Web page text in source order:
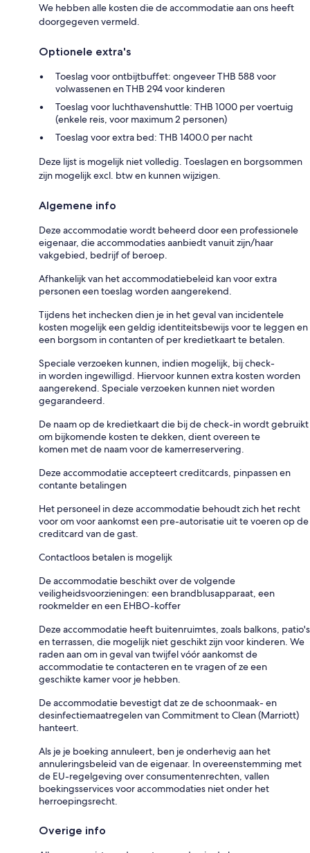
We hebben alle kosten die de accommodatie aan ons heeft
doorgegeven vermeld.
Optionele extra's
Toeslag voor ontbijtbuffet: ongeveer THB 588 voor
volwassenen en THB 294 voor kinderen
Toeslag voor luchthavenshuttle: THB 1000 per voertuig
(enkele reis, voor maximum 2 personen)
Toeslag voor extra bed: THB 1400.0 per nacht
Deze lijst is mogelijk niet volledig. Toeslagen en borgsommen
zijn mogelijk excl. btw en kunnen wijzigen.
Algemene info
Deze accommodatie wordt beheerd door een professionele
eigenaar, die accommodaties aanbiedt vanuit zijn/haar
vakgebied, bedrijf of beroep.
Afhankelijk van het accommodatiebeleid kan voor extra
personen een toeslag worden aangerekend.
Tijdens het inchecken dien je in het geval van incidentele
kosten mogelijk een geldig identiteitsbewijs voor te leggen en
een borgsom in contanten of per kredietkaart te betalen.
Speciale verzoeken kunnen, indien mogelijk, bij check-
in worden ingewilligd. Hiervoor kunnen extra kosten worden
aangerekend. Speciale verzoeken kunnen niet worden
gegarandeerd.
De naam op de kredietkaart die bij de check-in wordt gebruikt
om bijkomende kosten te dekken, dient overeen te
komen met de naam voor de kamerreservering.
Deze accommodatie accepteert creditcards, pinpassen en
contante betalingen
Het personeel in deze accommodatie behoudt zich het recht
voor om voor aankomst een pre-autorisatie uit te voeren op de
creditcard van de gast.
Contactloos betalen is mogelijk
De accommodatie beschikt over de volgende
veiligheidsvoorzieningen: een brandblusapparaat, een
rookmelder en een EHBO-koffer
Deze accommodatie heeft buitenruimtes, zoals balkons, patio's
en terrassen, die mogelijk niet geschikt zijn voor kinderen. We
raden aan om in geval van twijfel vóór aankomst de
accommodatie te contacteren en te vragen of ze een
geschikte kamer voor je hebben.
De accommodatie bevestigt dat ze de schoonmaak- en
desinfectiemaatregelen van Commitment to Clean (Marriott)
hanteert.
Als je je boeking annuleert, ben je onderhevig aan het
annuleringsbeleid van de eigenaar. In overeenstemming met
de EU-regelgeving over consumentenrechten, vallen
boekingsservices voor accommodaties niet onder het
herroepingsrecht.
Overige info